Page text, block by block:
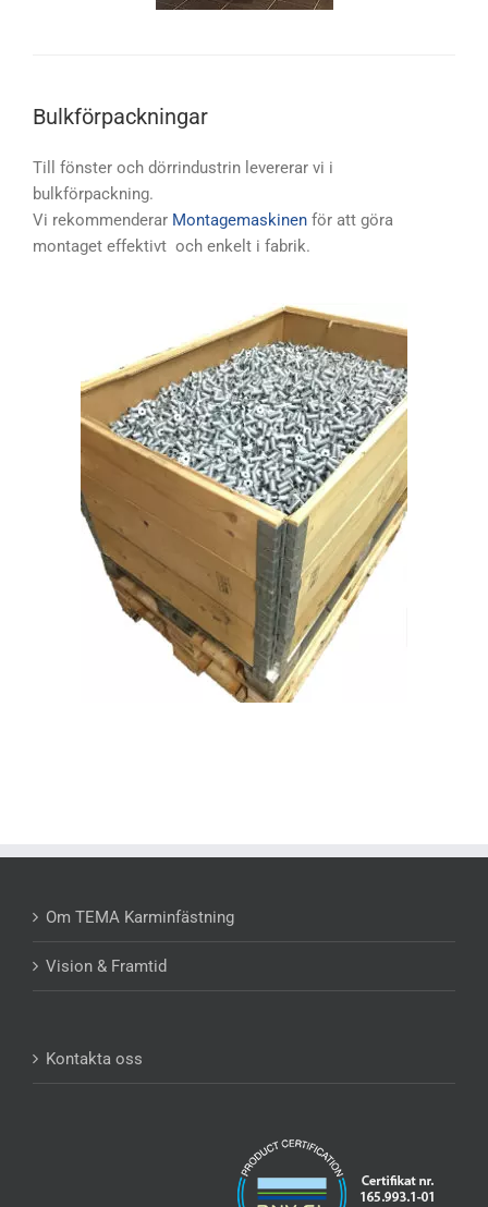
Bulkförpackningar
Till fönster och dörrindustrin levererar vi i
bulkförpackning.
Vi rekommenderar Montagemaskinen för att göra
montaget effektivt och enkelt i fabrik.
Om TEMA Karminfästning
Vision & Framtid
Kontakta oss